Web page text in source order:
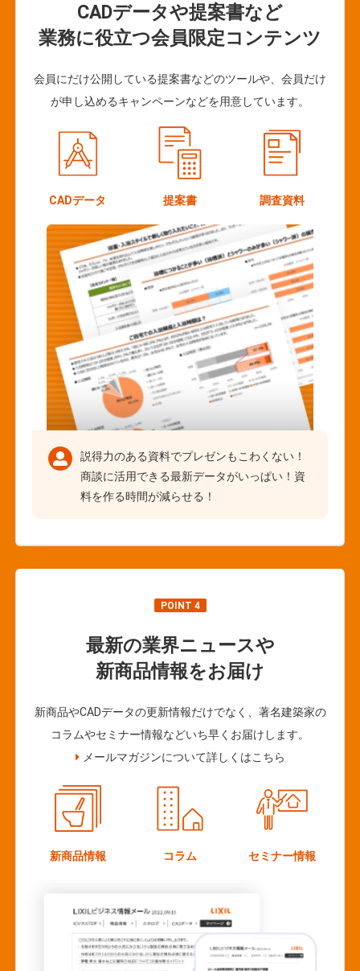
CADデータや提案書など
業務に役立つ会員限定コンテンツ
会員にだけ公開している提案書などのツールや、会員だけ
が申し込めるキャンペーンなどを用意しています。
CADデータ 提案書 調査資料
説得力のある資料でプレゼンもこわくない！
商談に活用できる最新データがいっぱい！資
料を作る時間が減らせる！
POINT 4
最新の業界ニュースや
新商品情報をお届け
新商品やCADデータの更新情報だけでなく、著名建築家の
コラムやセミナー情報などいち早くお届けします。
メールマガジンについて詳しくはこちら
新商品情報 コラム セミナー情報